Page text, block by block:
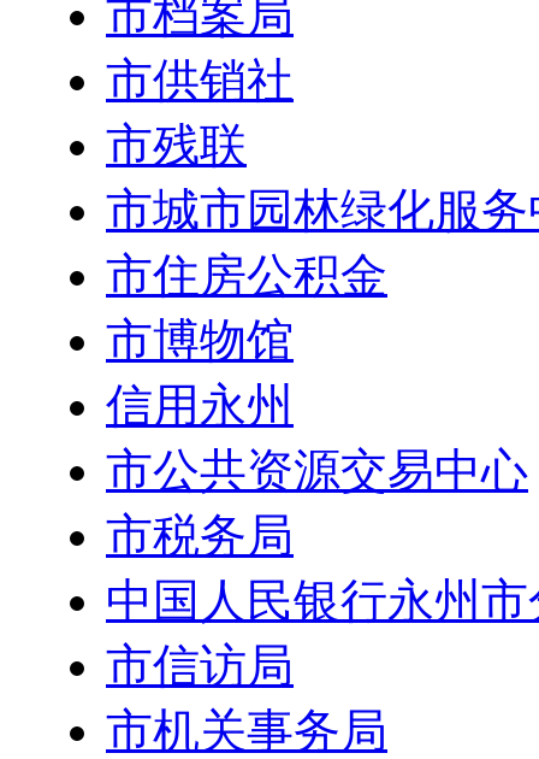
市档案局
市供销社
市残联
市城市园林绿化服
市住房公积金
市博物馆
信用永州
市公共资源交易中心
市税务局
中国人民银行永州
市信访局
市机关事务局